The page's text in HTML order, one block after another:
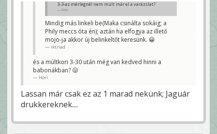
3-3-as mérlegnél nem múlt már el a varázslat?
Höri
Mindig más linkeli be(Maka csinálta sokáig; a
Phily meccs óta én); aztán ha elfogya az illető
mojo-ja akkor új belinkeltőt keresünk. 😀
iktriad
és a múltkori 3-30 után még van kedved hinni a
babonákban? 😛
Höri
Lassan már csak ez az 1 marad nekünk; Jaguár
drukkereknek....